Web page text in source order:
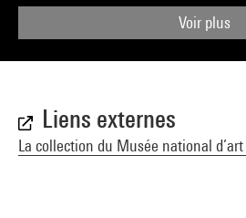
Voir plus
Liens externes
La collection du Musée national